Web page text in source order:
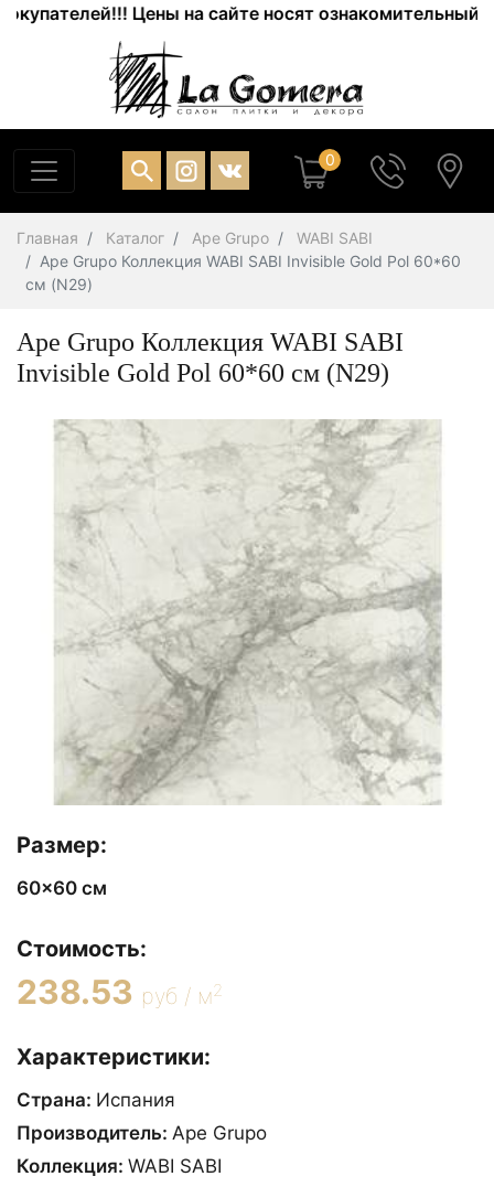
Цены на сайте носят ознакомительный
0
Главная Каталог Ape Grupo
WABI SABI
Ape Grupo Коллекция WABI SABI Invisible Gold Pol 60*60
см (N29)
Ape Grupo Коллекция WABI SABI
Invisible Gold Pol 60*60 см (N29)
Размер:
60x60 см
Стоимость:
238.53 руб / м2
Характеристики:
Страна: Испания
Производитель: Ape Grupo
Коллекция: WABI SABI